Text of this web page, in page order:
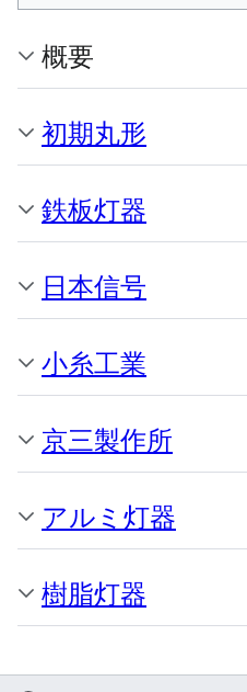
概要
初期丸形
鉄板灯器
日本信号
小糸工業
京三製作所
アルミ灯器
樹脂灯器